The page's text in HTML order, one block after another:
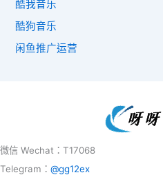
酷我音乐
酷狗音乐
闲鱼推广运营
微信 Wechat：T17068
Telegram： @gg12ex